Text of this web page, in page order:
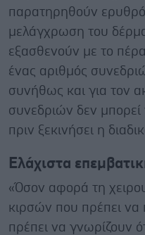
παρατηρηθούν
μελάγχρωση του
εξασθενούν με το
ένας αριθμός
συνήθως και για τον
συνεδριών δεν μπορεί
πριν ξεκινήσει η
Ελάχιστα
«Όσον αφορά τη
κιρσών που πρέπει να
πρέπει να γνωρίζουν